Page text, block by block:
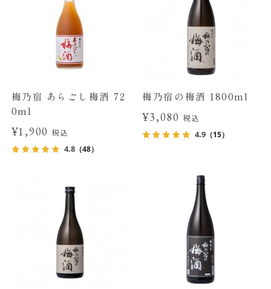
梅乃宿 あらごし梅酒 72
0ml
¥1,900税込
4.8（48）
梅乃宿の梅酒 1800ml
¥3,080 税込
4.9 （15）